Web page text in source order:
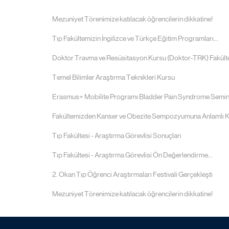
Mezuniyet Törenimize katılacak öğrencilerin dikkatine!
Tıp Fakültemizin İngilizce ve Türkçe Eğitim Programları...
Doktor Travma ve Resüsitasyon Kursu (Doktor-TRK)
Temel Bilimler Araştırma Teknikleri Kursu
Erasmus+ Mobilite Programı Bladder Pain Syndrome
Fakültemizden Kanser ve Obezite Sempozyumuna Anlamlı
Tıp Fakültesi - Araştırma Görevlisi Sonuçları
Tıp Fakültesi - Araştırma Görevlisi Ön Değerlendirme...
2. Okan Tıp Öğrenci Araştırmaları Festivali Gerçekleşti
Mezuniyet Törenimize katılacak öğrencilerin dikkatine!